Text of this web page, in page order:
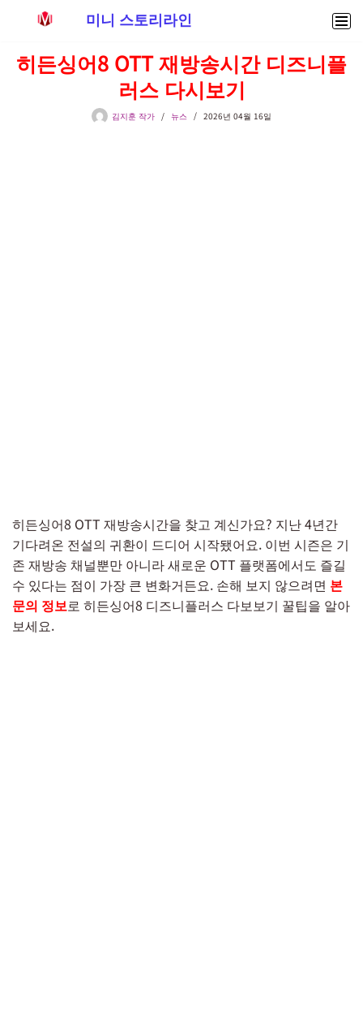
텐
미니 스토리라인
히든싱어8 OTT 재방송시간 디즈니플
러스 다시보기
김지훈 작가 뉴스 2026년 04월 16일
히든싱어8 OTT 재방송시간을 찾고 계신가요? 지난 4년간
기다려온 전설의 귀환이 드디어 시작됐어요. 이번 시즌은 기
존 재방송 채널뿐만 아니라 새로운 OTT 플랫폼에서도 즐길
수 있다는 점이 가장 큰 변화거든요. 손해 보지 않으려면 본
문의 정보로 히든싱어8 디즈니플러스 다보보기 꿀팁을 알아
보세요.